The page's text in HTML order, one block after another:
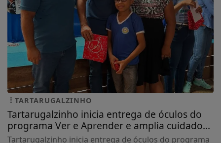
TARTARUGALZINHO
Tartarugalzinho inicia entrega de óculos do
programa Ver e Aprender e amplia cuidado...
Tartarugalzinho inicia entrega de óculos do programa